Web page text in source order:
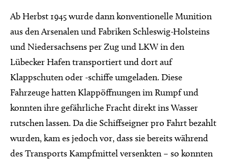
Ab Herbst 1945 wurde dann konventionelle Munition
aus den Arsenalen und Fabriken Schleswig-Holsteins
und Niedersachsens per Zug und LKW in den
Lübecker Hafen transportiert und dort auf
Klappschuten oder -schiffe umgeladen. Diese
Fahrzeuge hatten Klappöffnungen im Rumpf und
konnten ihre gefährliche Fracht direkt ins Wasser
rutschen lassen. Da die Schiffseigner pro Fahrt bezahlt
wurden, kam es jedoch vor, dass sie bereits während
des Transports Kampfmittel versenkten – so konnten